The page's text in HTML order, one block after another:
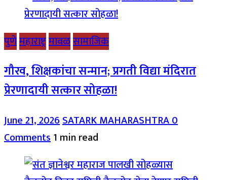
पुणेमहाराष्ट्रमावळसामाजिक
गौरव, शिक्षकांचा सन्मान; प्रगती विद्या मंदिरात
प्रेरणादायी सत्कार सोहळा!
June 21, 2026SATARK MAHARASHTRA0
Comments1 min read